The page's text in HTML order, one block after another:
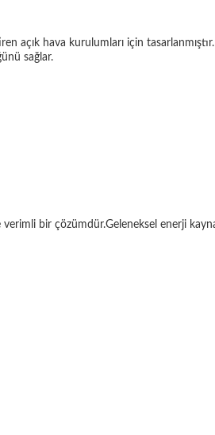
hava kurulumları için
sağlar.
bir çözümdür.Geleneksel enerji